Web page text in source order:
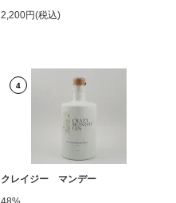
2,200円(税込)
4
クレイジー マンデー